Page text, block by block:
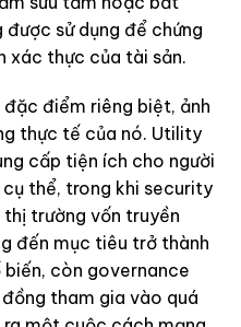
được sử dụng để chứng
xác thực của tài sản.
đặc điểm riêng biệt, ảnh
thực tế của nó. Utility
cấp tiện ích cho người
thể, trong khi security
trường vốn truyền
đến mục tiêu trở thành
còn governance
tham gia vào quá